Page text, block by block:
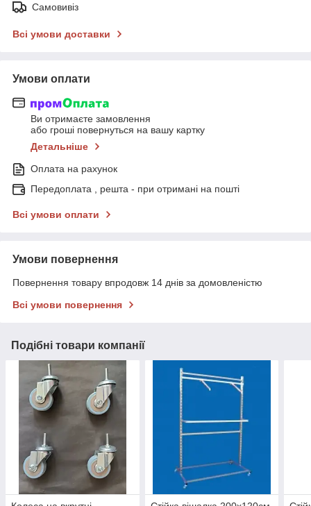
Самовивіз
Всі умови доставки
Умови оплати
Ви отримаєте замовлення
або гроші повернуться на вашу картку
Детальніше
Оплата на рахунок
Передоплата , решта - при отримані на пошті
Всі умови оплати
Умови повернення
Повернення товару впродовж 14 днів за домовленістю
Всі умови повернення
Подібні товари компанії